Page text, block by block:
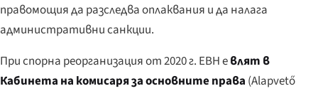
правомощия да разследва оплаквания и да налага
административни санкции.
При спорна реорганизация от 2020 г. EBH евлят в
Кабинета на комисаря за основните права (Alapvető